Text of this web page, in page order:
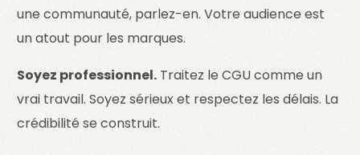
une communauté, parlez-en. Votre audience est
un atout pour les marques.
Soyez professionnel. Traitez le CGU comme un
vrai travail. Soyez sérieux et respectez les délais. La
crédibilité se construit.